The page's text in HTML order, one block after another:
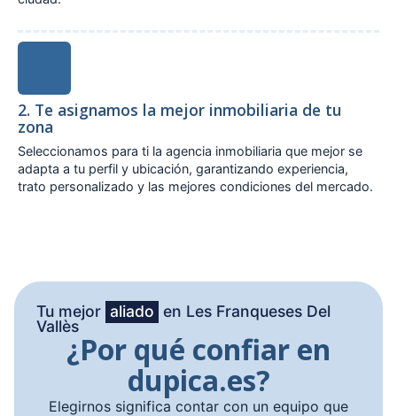
2. Te asignamos la mejor inmobiliaria de tu
zona
Seleccionamos para ti la agencia inmobiliaria que mejor se
adapta a tu perfil y ubicación, garantizando experiencia,
trato personalizado y las mejores condiciones del mercado.
Tu mejor aliado en Les Franqueses Del
Vallès
¿Por qué confiar en
dupica.es?
Elegirnos significa contar con un equipo que